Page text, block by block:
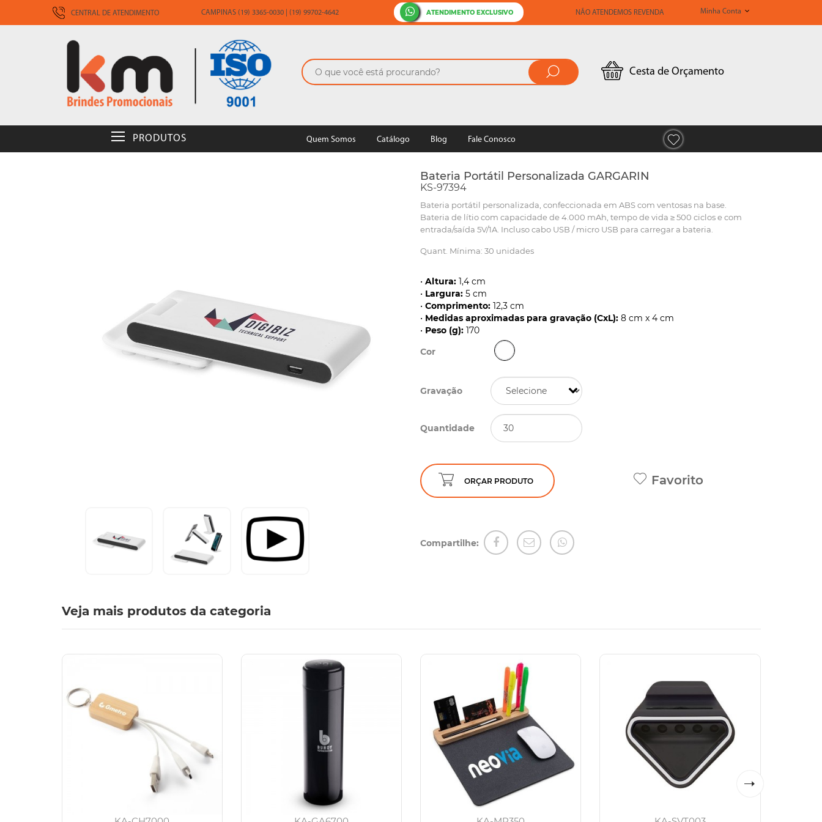
CENTRAL DE ATENDIMENTO CAMPINAS (19) 3365-0030 | (19) 99702-4642 ATENDIMENTO EXCLUSIVO NÃO ATENDEMOS REVENDA Minha Conta
Cesta de Orçamento
PRODUTOS Quem Somos Catálogo Blog Fale Conosco
Bateria Portátil Personalizada GARGARIN
KS-97394
Bateria portátil personalizada, confeccionada em ABS com ventosas na base.
Bateria de lítio com capacidade de 4.000 mAh, tempo de vida ≥ 500 ciclos e com
entrada/saída 5V/1A. Incluso cabo USB / micro USB para carregar a bateria.
Quant. Mínima: 30 unidades
• Altura: 1,4 cm
• Largura: 5 cm
• Comprimento: 12,3 cm
• Medidas aproximadas para gravação (CxL): 8 cm x 4 cm
• Peso (g): 170
Cor
Gravação
Quantidade
ORÇAR PRODUTO Favorito
Compartilhe:
Veja mais produtos da categoria